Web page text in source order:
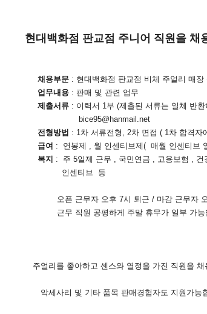
현대백화점 판교점 주니어 직원을 채
문 : 현대백화점 판교점 비체 주얼리 매장
용 : 판매 및 관련 업무
제출서류 : 이력서 1부 (제출된 서류는 일체 반
bice95@hanmail.net
전형방법 : 1차 서류전형, 2차 면접 ( 1차 합격자
급여 : 연봉제 , 월 인센티브제( 매월 인센티브
복지 : 주 5일제 근무 , 국민연금 , 고용보험 ,
등
퇴근 / 마감 근무자 오전 11
주말 휴무가 일부 가능합
주얼리를 좋아하고 센스와 열정을 가진 직원을 채
악세사리 및 기타 품목 판매경험자도 지원가능